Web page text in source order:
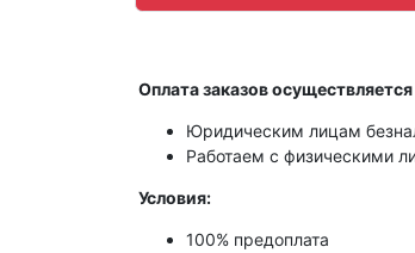
Оплата заказов
Юридическим лицам
Работаем с физическими
Условия:
100% предоплата